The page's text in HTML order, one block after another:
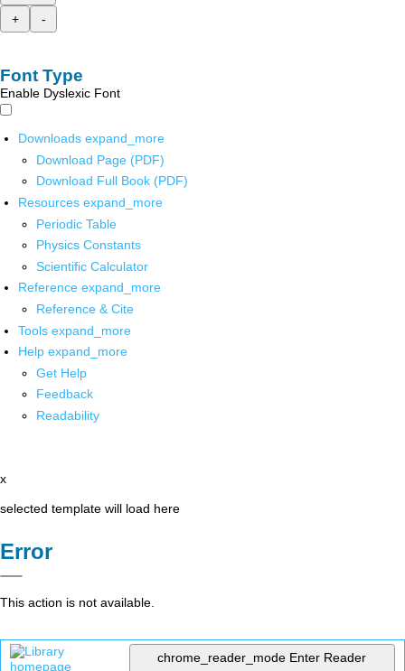
+
-
Font Type
Enable Dyslexic Font
Downloads expand_more
Download Page (PDF)
Download Full Book (PDF)
Resources expand_more
Periodic Table
Physics Constants
Scientific Calculator
Reference expand_more
Reference & Cite
Tools expand_more
Help expand_more
Get Help
Feedback
Readability
x
selected template will load here
Error
This action is not available.
chrome_reader_mode Enter Reader